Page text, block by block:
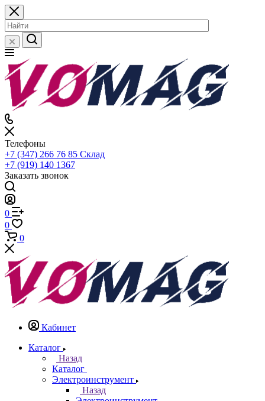
Телефоны
+7 (347) 266 76 85 Склад
+7 (919) 140 1367
Заказать звонок
0
0
0
Кабинет
Каталог
Назад
Каталог
Электроинструмент
Назад